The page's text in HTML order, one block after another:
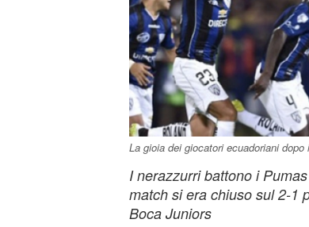
La gioia dei giocatori ecuadoriani
I nerazzurri battono i
match si era chiuso sul 2-1
Boca Juniors